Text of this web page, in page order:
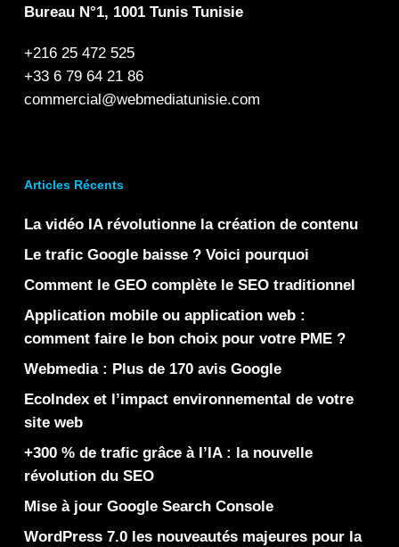
Bureau N°1, 1001 Tunis Tunisie
+216 25 472 525
+33 6 79 64 21 86
commercial@webmediatunisie.com
Articles Récents
La vidéo IA révolutionne la création de contenu
Le trafic Google baisse ? Voici pourquoi
Comment le GEO complète le SEO traditionnel
Application mobile ou application web :
comment faire le bon choix pour votre PME ?
Webmedia : Plus de 170 avis Google
EcoIndex et l’impact environnemental de votre
site web
+300 % de trafic grâce à l’IA : la nouvelle
révolution du SEO
Mise à jour Google Search Console
WordPress 7.0 les nouveautés majeures pour la